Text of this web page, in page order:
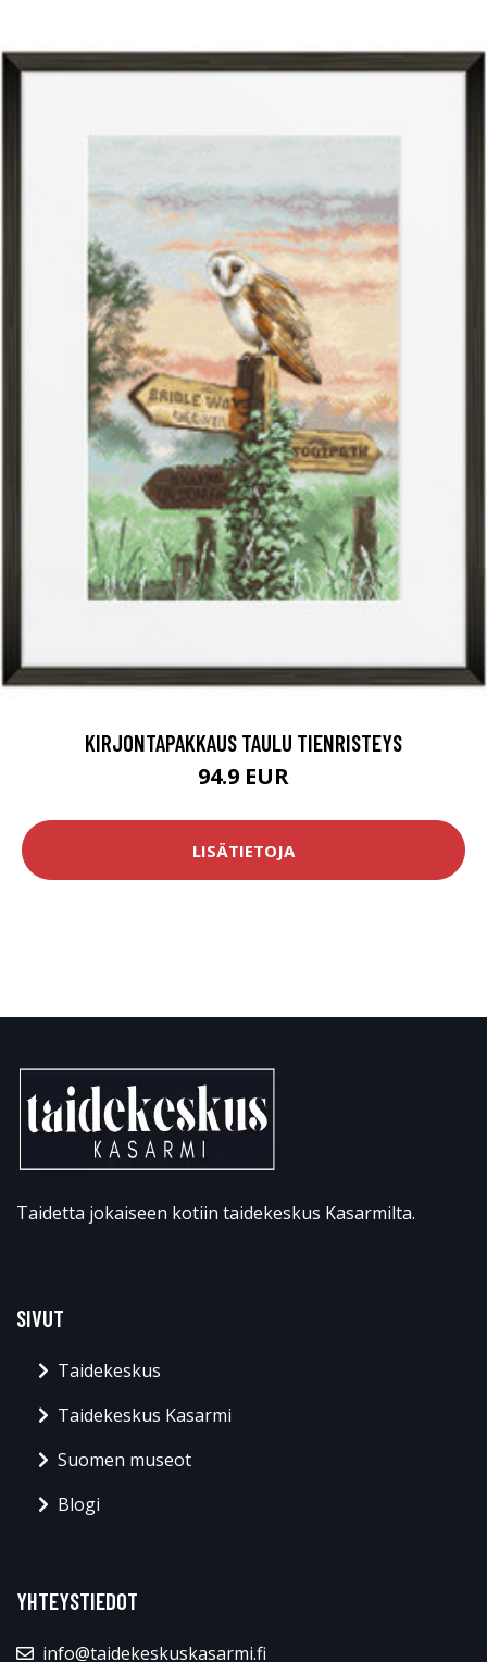
KIRJONTAPAKKAUS TAULU TIENRISTEYS
94.9 EUR
LISÄTIETOJA
Taidetta jokaiseen kotiin taidekeskus Kasarmilta.
SIVUT
Taidekeskus
Taidekeskus Kasarmi
Suomen museot
Blogi
YHTEYSTIEDOT
info@taidekeskuskasarmi.fi